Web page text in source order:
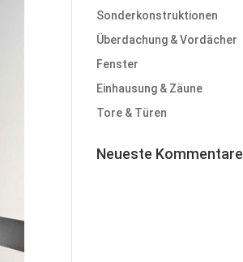
Sonderkonstruktionen
Überdachung & Vordächer
Fenster
Einhausung & Zäune
Tore & Türen
Neueste Kommentare